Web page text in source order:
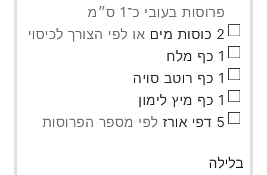
פרוסות בעובי כ־1 ס״מ
▢
2 כוסות מים או לפי הצורך לכיסוי
▢
1 כף מלח
▢
1 כף רוטב סויה
▢
1 כף מיץ לימון
▢
5 דפי אורז לפי מספר הפרוסות
בלילה